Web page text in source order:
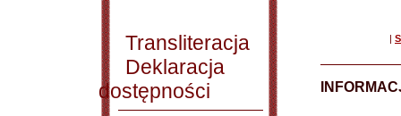
Transliteracja
Deklaracja
dostępności
|